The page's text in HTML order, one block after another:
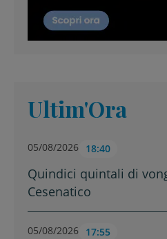
Ultim'Ora
05/08/2026 18:40
Quindici quintali di
Cesenatico
05/08/2026 17:55